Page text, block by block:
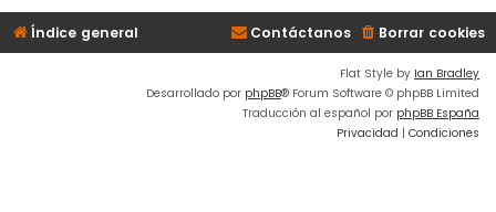
Índice general Borrar cookies
Contáctanos
Flat Style by Ian Bradley
Desarrollado por phpBB® Forum Software © phpBB Limited
Traducción al español por phpBB España
Privacidad | Condiciones